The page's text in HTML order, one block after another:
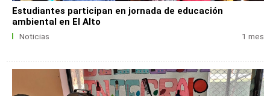
Estudiantes participan en jornada de educación
ambiental en El Alto
Noticias 1 mes